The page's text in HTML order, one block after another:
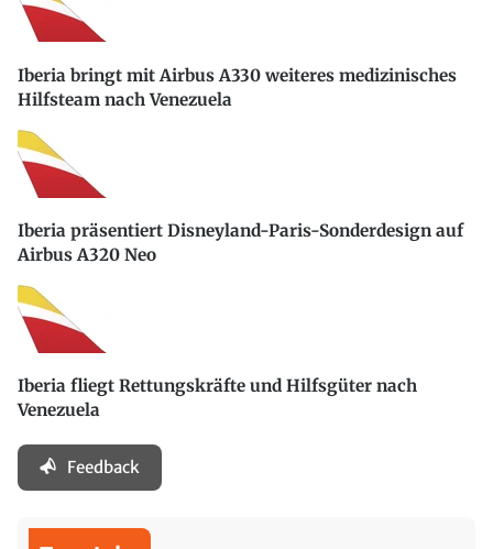
Iberia bringt mit Airbus A330 weiteres medizinisches
Hilfsteam nach Venezuela
Iberia präsentiert Disneyland-Paris-Sonderdesign auf
Airbus A320 Neo
Iberia fliegt Rettungskräfte und Hilfsgüter nach
Venezuela
Feedback